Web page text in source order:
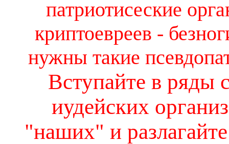
патриотисеские
криптоевреев -
нужны такие
Вступайте в ряды
иудейских
"наших" и